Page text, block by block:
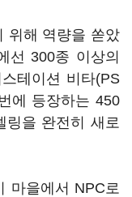
위해 역량을 쏟았
선 300종 이상의
테이션 비타(PS
에 등장하는 450
링을 완전히 새로
마을에서 NPC로